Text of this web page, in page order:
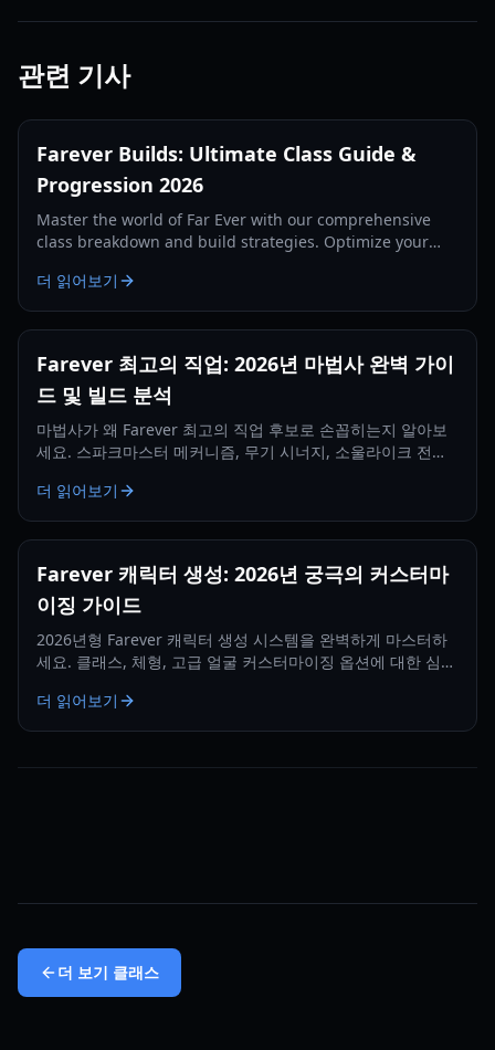
관련 기사
Farever Builds: Ultimate Class Guide &
Progression 2026
Master the world of Far Ever with our comprehensive
class breakdown and build strategies. Optimize your
더 읽어보기
Farever 최고의 직업: 2026년 마법사 완벽 가이
드 및 빌드 분석
마법사가 왜 Farever 최고의 직업 후보로 손꼽히는지 알아보
세요. 스파크마스터 메커니즘, 무기 시너지, 소울라이크 전투
더 읽어보기
Farever 캐릭터 생성: 2026년 궁극의 커스터마
이징 가이드
2026년형 Farever 캐릭터 생성 시스템을 완벽하게 마스터하
세요. 클래스, 체형, 고급 얼굴 커스터마이징 옵션에 대한 심층
더 읽어보기
더 보기 클래스